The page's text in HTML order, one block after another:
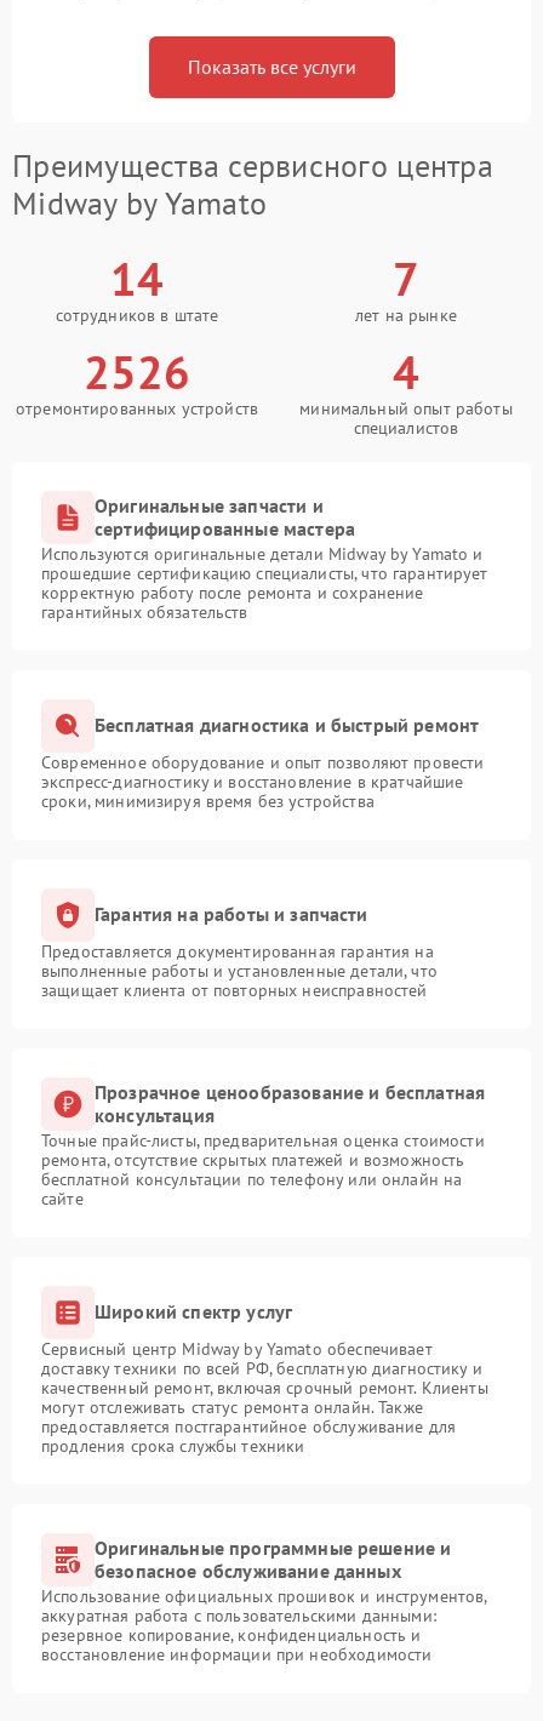
Показать все услуги
Преимущества сервисного центра
Midway by Yamato
14
сотрудников в штате
7
лет на рынке
2526
отремонтированных устройств
4
минимальный опыт работы
специалистов
Оригинальные запчасти и
сертифицированные мастера
Используются оригинальные детали Midway by Yamato и
прошедшие сертификацию специалисты, что гарантирует
корректную работу после ремонта и сохранение
гарантийных обязательств
Бесплатная диагностика и быстрый ремонт
Современное оборудование и опыт позволяют провести
экспресс-диагностику и восстановление в кратчайшие
сроки, минимизируя время без устройства
Гарантия на работы и запчасти
Предоставляется документированная гарантия на
выполненные работы и установленные детали, что
защищает клиента от повторных неисправностей
Прозрачное ценообразование и бесплатная
консультация
Точные прайс-листы, предварительная оценка стоимости
ремонта, отсутствие скрытых платежей и возможность
бесплатной консультации по телефону или онлайн на
сайте
Широкий спектр услуг
Сервисный центр Midway by Yamato обеспечивает
доставку техники по всей РФ, бесплатную диагностику и
качественный ремонт, включая срочный ремонт. Клиенты
могут отслеживать статус ремонта онлайн. Также
предоставляется постгарантийное обслуживание для
продления срока службы техники
Оригинальные программные решение и
безопасное обслуживание данных
Использование официальных прошивок и инструментов,
аккуратная работа с пользовательскими данными:
резервное копирование, конфиденциальность и
восстановление информации при необходимости